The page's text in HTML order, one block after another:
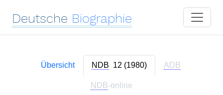
Deutsche Biographie
Übersicht NDB 12 (1980) ADB
NDB-online